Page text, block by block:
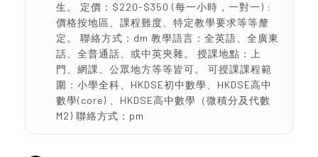
生。 定價：$220-$350 (每一小時，一對一) :
價格按地區、課程難度、特定教學要求等等釐
定。 聯絡方式：dm 教學語言：全英語、全廣東
話、全普通話、或中英夾雜。 授課地點：上
門、網課、公眾地方等等皆可。 可授課課程範
圍：小學全科、HKDSE初中數學、HKDSE高中
數學(core) 、HKDSE高中數學（微積分及代數
M2) 聯絡方式：pm